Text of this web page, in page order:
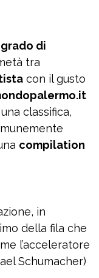
di
tra
con il gusto
classifica,
compilation
in
della fila che
l’acceleratore
Schumacher)